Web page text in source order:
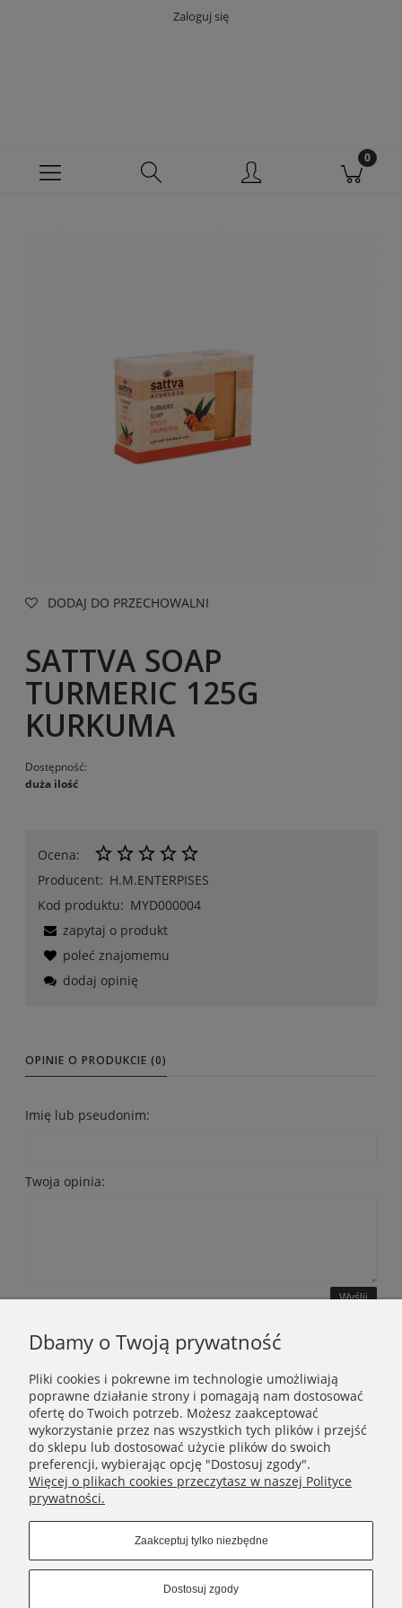
Zaloguj się
DODAJ DO PRZECHOWALNI
SATTVA SOAP
TURMERIC 125G
KURKUMA
Dostępność:
duża ilość
Ocena:
Producent: H.M.ENTERPISES
Kod produktu: MYD000004
zapytaj o produkt
poleć znajomemu
dodaj opinię
OPINIE O PRODUKCIE (0)
Imię lub pseudonim:
Twoja opinia:
Wyślij
WAŻNE INFORMACJE
POLECANE STRONY
Dbamy o Twoją prywatność
Pliki cookies i pokrewne im technologie umożliwiają
poprawne działanie strony i pomagają nam dostosować
ofertę do Twoich potrzeb. Możesz zaakceptować
wykorzystanie przez nas wszystkich tych plików i przejść
do sklepu lub dostosować użycie plików do swoich
preferencji, wybierając opcję "Dostosuj zgody".
Więcej o plikach cookies przeczytasz w naszej Polityce
prywatności.
Zaakceptuj tylko niezbędne
Dostosuj zgody